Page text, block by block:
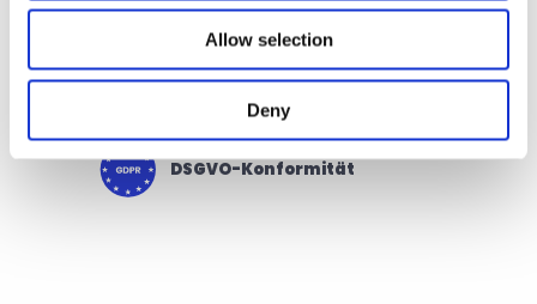
Allow selection
Deny
Single sign-on
Jährliche ISO 27001 Prüfung
DSGVO-Konformität